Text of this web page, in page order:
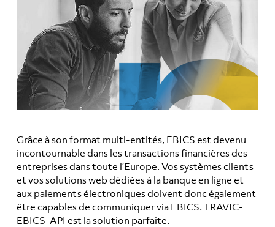
Grâce à son format multi-entités, EBICS est devenu
incontournable dans les transactions financières des
entreprises dans toute l’Europe. Vos systèmes clients
et vos solutions web dédiées à la banque en ligne et
aux paiements électroniques doivent donc également
être capables de communiquer via EBICS. TRAVIC-
EBICS-API est la solution parfaite.